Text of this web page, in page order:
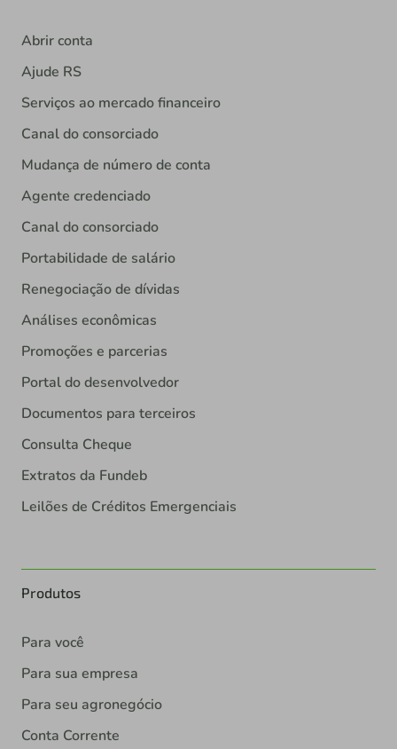
Abrir conta
Ajude RS
Serviços ao mercado financeiro
Canal do consorciado
Mudança de número de conta
Agente credenciado
Canal do consorciado
Portabilidade de salário
Renegociação de dívidas
Análises econômicas
Promoções e parcerias
Portal do desenvolvedor
Documentos para terceiros
Consulta Cheque
Extratos da Fundeb
Leilões de Créditos Emergenciais
Produtos
Para você
Para sua empresa
Para seu agronegócio
Conta Corrente